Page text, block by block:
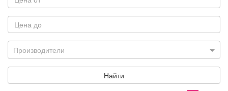
Производители
Найти